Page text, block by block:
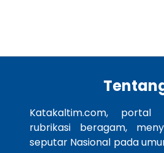
Katakaltim.com,
rubrikasi beragam,
seputar Nasional pada